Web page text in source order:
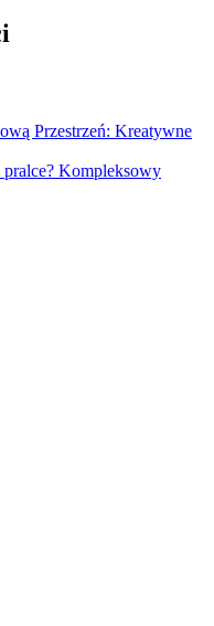
Przestrzeń: Kreatywne
Kompleksowy